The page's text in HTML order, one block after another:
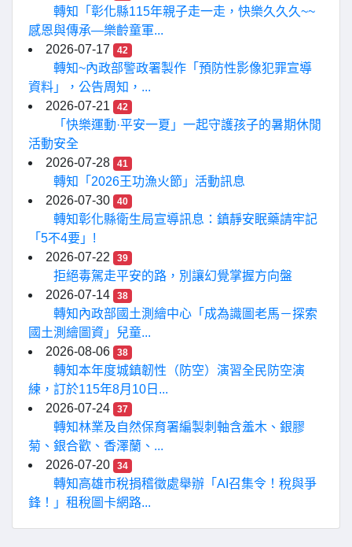
轉知「彰化縣115年親子走一走，快樂久久久~~
感恩與傳承—樂齡童軍...
2026-07-17
42
轉知~內政部警政署製作「預防性影像犯罪宣導
資料」，公告周知，...
2026-07-21
42
「快樂運動·平安一夏」一起守護孩子的暑期休閒
活動安全
2026-07-28
41
轉知「2026王功漁火節」活動訊息
2026-07-30
40
轉知彰化縣衛生局宣導訊息：鎮靜安眠藥請牢記
「5不4要」!
2026-07-22
39
拒絕毒駕走平安的路，別讓幻覺掌握方向盤
2026-07-14
38
轉知內政部國土測繪中心「成為識圖老馬－探索
國土測繪圖資」兒童...
2026-08-06
38
轉知本年度城鎮韌性（防空）演習全民防空演
練，訂於115年8月10日...
2026-07-24
37
轉知林業及自然保育署編製刺軸含羞木、銀膠
菊、銀合歡、香澤蘭、...
2026-07-20
34
轉知高雄市稅捐稽徵處舉辦「AI召集令！稅與爭
鋒！」租稅圖卡網路...